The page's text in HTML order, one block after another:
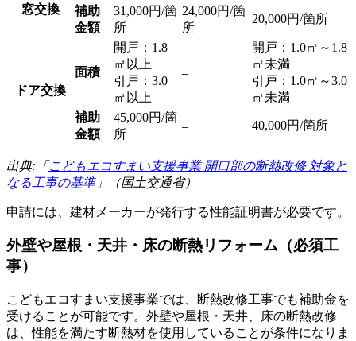
窓交換
補助
金額
31,000円/箇
所
24,000円/箇
所
20,000円/箇所
ドア交換
面積
開戸：1.8
㎡以上
引戸：3.0
㎡以上
–
開戸：1.0㎡～1.8
㎡未満
引戸：1.0㎡～3.0
㎡未満
補助
金額
45,000円/箇
所
– 40,000円/箇所
出典:「 こどもエコすまい支援事業 開口部の断熱改修 対象と
なる工事の基準」（国土交通省）
申請には、建材メーカーが発行する性能証明書が必要です。
外壁や屋根・天井・床の断熱リフォーム（必須工
事）
こどもエコすまい支援事業では、断熱改修工事でも補助金を
受けることが可能です。外壁や屋根・天井、床の断熱改修
は、性能を満たす断熱材を使用していることが条件になりま